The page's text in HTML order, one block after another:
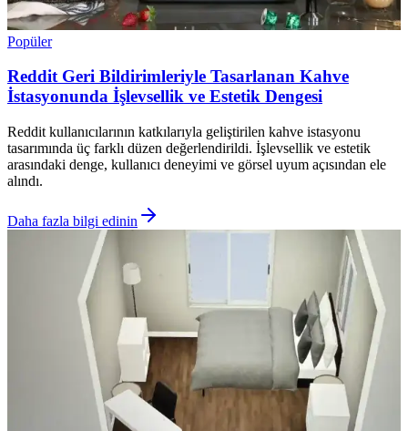
Popüler
Reddit Geri Bildirimleriyle Tasarlanan Kahve
İstasyonunda İşlevsellik ve Estetik Dengesi
Reddit kullanıcılarının katkılarıyla geliştirilen kahve istasyonu
tasarımında üç farklı düzen değerlendirildi. İşlevsellik ve estetik
arasındaki denge, kullanıcı deneyimi ve görsel uyum açısından ele
alındı.
Daha fazla bilgi edinin